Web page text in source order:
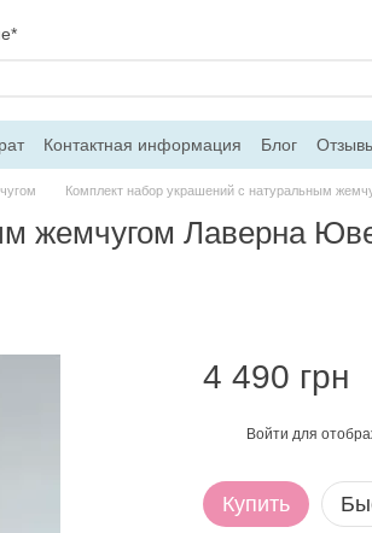
Контактная информация Блог
Комплект набор украшений с натуральным
жемчугом Лаверна
4 490 грн
Войти для
Купить